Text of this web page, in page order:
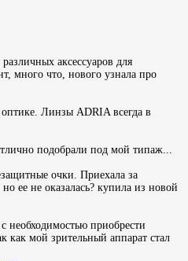
аксессуаров для
много что, нового узнала про
Линзы ADRIA всегда в
подобрали под мой типаж...
очки. Приехала за
ее не оказалась? купила из новой
необходимостью приобрести
как мой зрительный аппарат стал